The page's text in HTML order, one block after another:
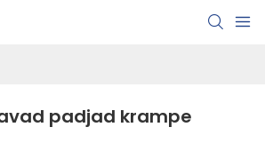
padjad krampe